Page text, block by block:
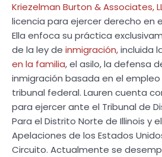
Kriezelman Burton & Associates,
licencia para ejercer derecho en
Ella enfoca su práctica
de la ley de inmigración,incluida
en la familia, el asilo, la defensa
inmigración basada en el empleo
tribunal federal. Lauren cuenta
para ejercer ante el Tribunal de
Para el Distrito Norte de Illinois y
Apelaciones de los Estados
Circuito. Actualmente se